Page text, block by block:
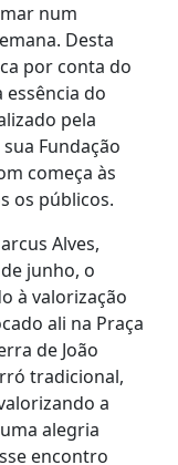
num
Desta
por conta do
essência do
pela
Fundação
começa às
os públicos.
Alves,
junho, o
à valorização
ali na Praça
de João
tradicional,
a
alegria
encontro